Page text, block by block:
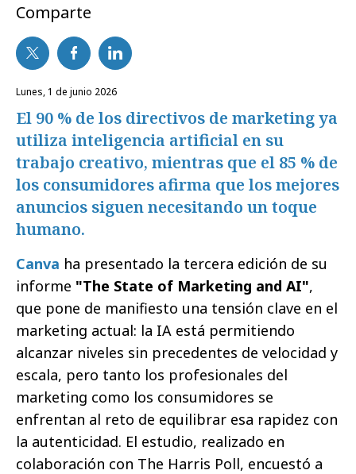
Comparte
lunes, 1 de junio 2026
El 90 % de los directivos de marketing ya
utiliza inteligencia artificial en su
trabajo creativo, mientras que el 85 % de
los consumidores afirma que los mejores
anuncios siguen necesitando un toque
humano.
Canva ha presentado la tercera edición de su
informe "The State of Marketing and AI",
que pone de manifiesto una tensión clave en el
marketing actual: la IA está permitiendo
alcanzar niveles sin precedentes de velocidad y
escala, pero tanto los profesionales del
marketing como los consumidores se
enfrentan al reto de equilibrar esa rapidez con
la autenticidad. El estudio, realizado en
colaboración con The Harris Poll, encuestó a